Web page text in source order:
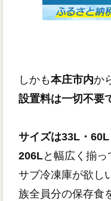
しかも本庄市内か
設置料は一切不要
サイズは33L・
206Lと幅広く揃っ
サブ冷凍庫が欲し
族全員分の保存食